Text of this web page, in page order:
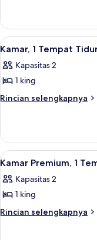
Tempat
Tidur
King
Suite
Deluks,
1
Tidur
King
Lihat
semua
foto
untuk
Kamar,
Tidur
King
8
Kamar, 1 Tempat
Kapasitas 2
1 king
Rincian selengkapnya
Rincian
Kamar,
Tempat
King
Lihat
semua
foto
untuk
Kamar
5
Kamar Premium, 1
Kapasitas 2
1 king
Rincian selengkapnya
Rincian